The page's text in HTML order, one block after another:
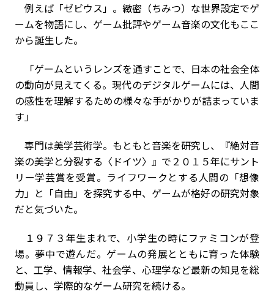
例えば「ゼビウス」。緻密（ちみつ）な世界設定でゲ
ームを物語にし、ゲーム批評やゲーム音楽の文化もここ
から誕生した。
「ゲームというレンズを通すことで、日本の社会全体
の動向が見えてくる。現代のデジタルゲームには、人間
の感性を理解するための様々な手がかりが詰まっていま
す」
専門は美学芸術学。もともと音楽を研究し、『絶対音
楽の美学と分裂する〈ドイツ〉』で２０１５年にサント
リー学芸賞を受賞。ライフワークとする人間の「想像
力」と「自由」を探究する中、ゲームが格好の研究対象
だと気づいた。
１９７３年生まれで、小学生の時にファミコンが登
場。夢中で遊んだ。ゲームの発展とともに育った体験
と、工学、情報学、社会学、心理学など最新の知見を総
動員し、学際的なゲーム研究を続ける。